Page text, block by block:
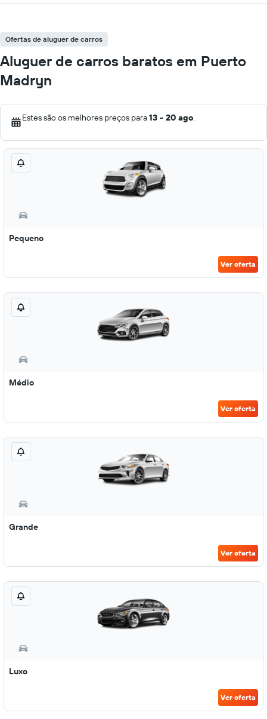
Ofertas de aluguer de carros
Aluguer de carros baratos em Puerto
Madryn
Estes são os melhores preços para13 - 20 ago.
Pequeno
Ver oferta
Médio
Ver oferta
Grande
Ver oferta
Luxo
Ver oferta